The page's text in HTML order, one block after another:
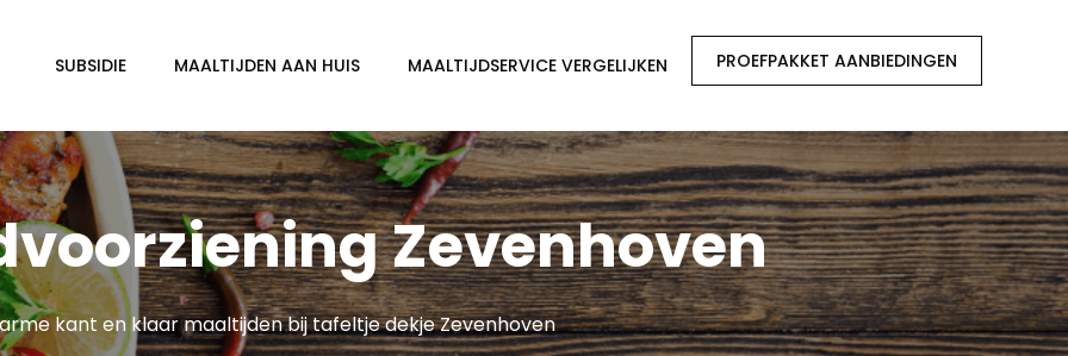
SUBSIDIE MAALTIJDEN AAN HUIS MAALTIJDSERVICE VERGELIJKEN PROEFPAKKET AANBIEDINGEN
Zevenhoven
kant en klaar maaltijden bij tafeltje dekje Zevenhoven